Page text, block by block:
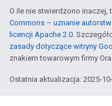
O ile nie stwierdzono inaczej,
Commons – uznanie
licencji Apache 2.0.
zasady dotyczące witryny
znakiem towarowym firmy
Ostatnia aktualizacja: 2025-